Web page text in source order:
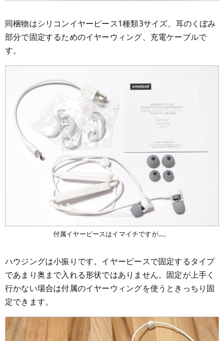
同梱物はシリコンイヤーピース1種類3サイズ、耳のくぼみ
部分で固定するためのイヤーウィング、充電ケーブルで
す。
付属イヤーピースはイマイチですが…。
ハウジングは小振りです。イヤーピースで固定するタイプ
であまり奥まで入れる形状ではありません。固定が上手く
行かない場合は付属のイヤーウィングを使うときっちり固
定できます。